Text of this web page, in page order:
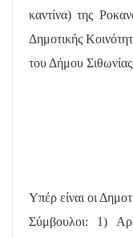
καντίνα) της
Δημοτικής
του Δήμου
Υπέρ είναι οι
Σύμβουλοι: 1)